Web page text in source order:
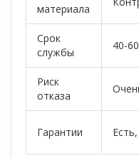
материала
Срок
службы
40-
Риск
отказа
Гарантии